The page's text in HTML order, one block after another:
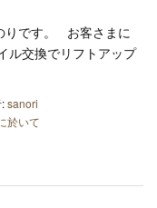
りです。 お客さまに
交換でリフトアップ
sanori
於いて